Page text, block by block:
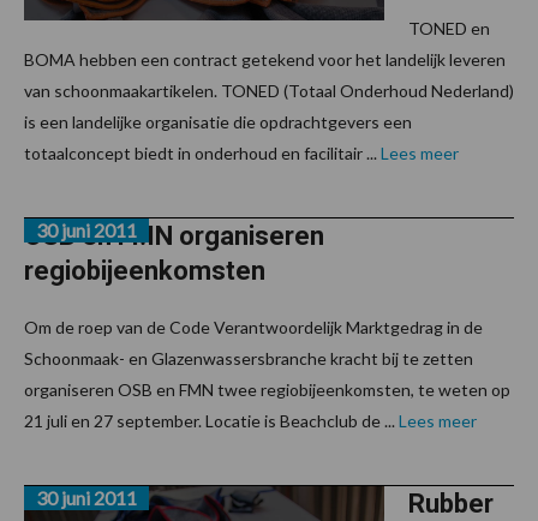
TONED en
BOMA hebben een contract getekend voor het landelijk leveren
van schoonmaakartikelen. TONED (Totaal Onderhoud Nederland)
is een landelijke organisatie die opdrachtgevers een
totaalconcept biedt in onderhoud en facilitair ...Lees meer
OSB en FMN organiseren
regiobijeenkomsten
30 juni 2011
Om de roep van de Code Verantwoordelijk Marktgedrag in de
Schoonmaak- en Glazenwassersbranche kracht bij te zetten
organiseren OSB en FMN twee regiobijeenkomsten, te weten op
21 juli en 27 september. Locatie is Beachclub de ...Lees meer
Rubber
30 juni 2011